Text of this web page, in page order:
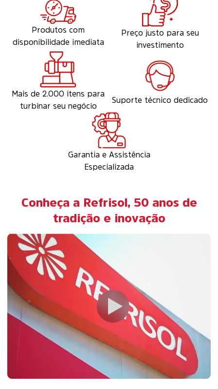
Produtos com
disponibilidade imediata
Preço justo para seu
investimento
Mais de 2.000 itens para
turbinar seu negócio
Suporte técnico dedicado
Garantia e Assistência
Especializada
Conheça a Refrisol, 50 anos de
tradição e inovação